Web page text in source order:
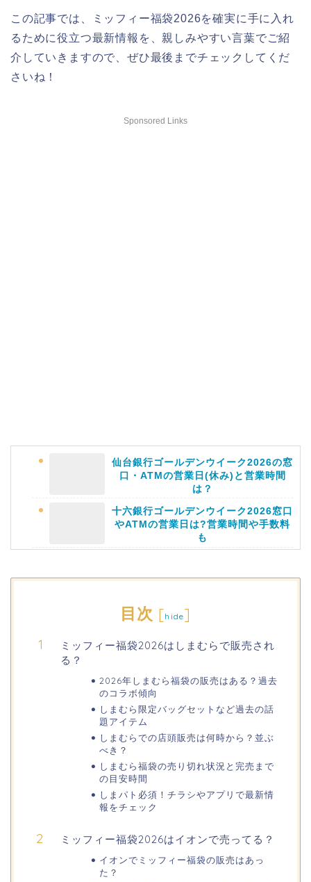
この記事では、ミッフィー福袋2026を確実に手に入れ
るために役立つ最新情報を、親しみやすい言葉でご紹
介していきますので、ぜひ最後までチェックしてくだ
さいね！
Sponsored Links
仙台銀行ゴールデンウイーク2026の窓
口・ATMの営業日(休み)と営業時間
は？
十六銀行ゴールデンウイーク2026窓口
やATMの営業日は?営業時間や手数料
も
静岡銀行ゴールデンウィーク2026の営
千葉銀行ゴールデンウィーク2026の
ATMの営業日(休み)まとめ!
海遊館GW(ゴールデンウィーク)の混
雑(混み具合)状況はどうなる?
日岡山公園の桜(花見)2026の屋台・出
店はいつまで?ライトアップ情報も!
(出店)は?ライトアップ・駐車場も!
目次 [hide]
ミッフィー福袋2026はしまむらで販売され
る？
2026年しまむら福袋の販売はある？過去
のコラボ傾向
しまむら限定バッグセットなど過去の話
題アイテム
しまむらでの店頭販売は何時から？並ぶ
べき？
しまむら福袋の売り切れ状況と完売まで
の目安時間
しまパト必須！チラシやアプリで最新情
報をチェック
ミッフィー福袋2026はイオンで売ってる？
イオンでミッフィー福袋の販売はあっ
た？